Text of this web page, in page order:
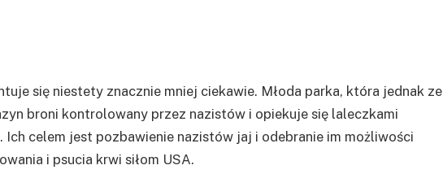
się niestety znacznie mniej ciekawie. Młoda parka, która jednak ze
broni kontrolowany przez nazistów i opiekuje się laleczkami
Ich celem jest pozbawienie nazistów jaj i odebranie im możliwości
i psucia krwi siłom USA.